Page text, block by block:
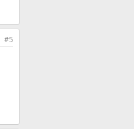
#5